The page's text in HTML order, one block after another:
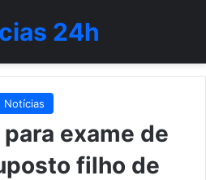
24h
Notícias
exame de
filho de